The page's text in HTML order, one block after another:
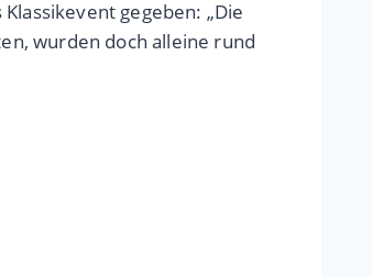
gegeben: „Die
wurden doch alleine rund